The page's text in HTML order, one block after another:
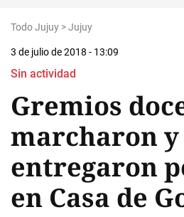
Todo Jujuy >Jujuy
3 de julio de 2018 - 13:09
Sin actividad
Gremios
marcharon y
entregaron
en Casa de